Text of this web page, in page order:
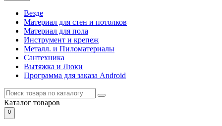
Везде
Материал для стен и потолков
Материал для пола
Инструмент и крепеж
Металл. и Пиломатериалы
Сантехника
Вытяжка и Люки
Программа для заказа Android
Каталог товаров
0